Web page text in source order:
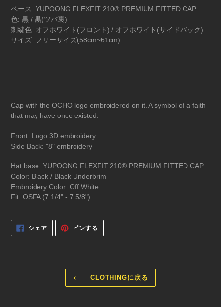
追
加
す
る
ベース: YUPOONG FLEXFIT 210® PREMIUM FITTED CAP
色: 黒 / 黒(ツバ裏)
刺繍色: オフホワイト (フロント) / オフホワイト (サイドバック)
サイズ: フリーサイズ(58cm~61cm)
Cap with the OCHO logo embroidered on it. A symbol of a faith
that may have once existed.
Front: Logo 3D embroidery
Side Back: "8" embroidery
Hat base: YUPOONG FLEXFIT 210® PREMIUM FITTED CAP
Color: Black / Black Underbrim
Embroidery Color: Off White
Fit: OSFA (7 1/4" - 7 5/8")
シェアFACEBOOK
シ
ピンする
ピ
CLOTHINGに戻る